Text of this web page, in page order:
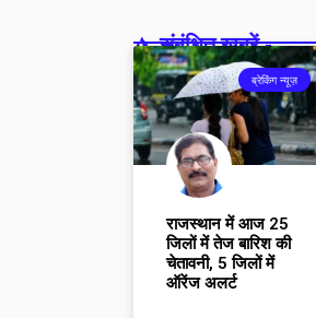
संबंधित खबरें -
ब्रेकिंग न्यूज़
राजस्थान में आज 25
जिलों में तेज बारिश की
चेतावनी, 5 जिलों में
ऑरेंज अलर्ट